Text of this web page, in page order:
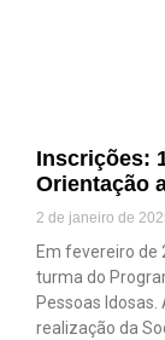
Inscrições:
Orientação
2 de janeiro de
Em fevereiro de
turma do
Pessoas
realização da